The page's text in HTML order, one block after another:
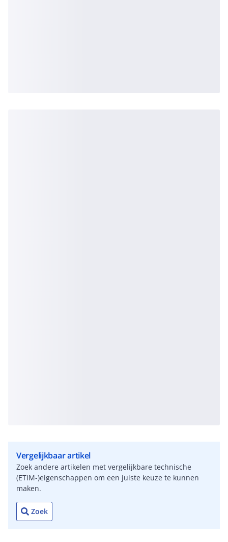
Vergelijkbaar artikel
Zoek andere artikelen met vergelijkbare technische
(ETIM-)eigenschappen om een juiste keuze te kunnen
maken.
Zoek